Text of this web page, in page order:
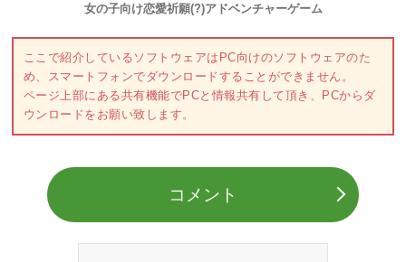
女の子向け恋愛祈願(?)アドベンチャーゲーム
ここで紹介しているソフトウェアはPC向けのソフトウェアのた
め、スマートフォンでダウンロードすることができません。
ページ上部にある共有機能でPCと情報共有して頂き、PCからダ
ウンロードをお願い致します。
コメント